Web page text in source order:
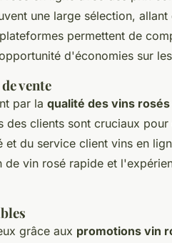
une large sélection, allant
permettent de
d'économies sur
vente
par la qualité des vins rosés
des clients sont cruciaux pour
du service client vins en
de vin rosé rapide et
grâce aux promotions vin